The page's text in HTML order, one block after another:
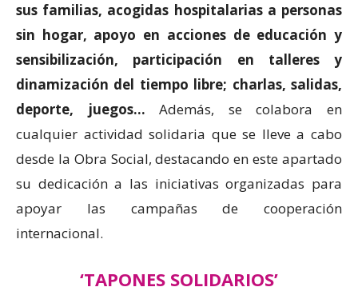
sus familias, acogidas hospitalarias a personas
sin hogar, apoyo en acciones de educación y
sensibilización, participación en talleres y
dinamización del tiempo libre; charlas, salidas,
deporte, juegos… Además, se colabora en
cualquier actividad solidaria que se lleve a cabo
desde la Obra Social, destacando en este apartado
su dedicación a las iniciativas organizadas para
apoyar las campañas de cooperación
internacional.
‘TAPONES SOLIDARIOS’